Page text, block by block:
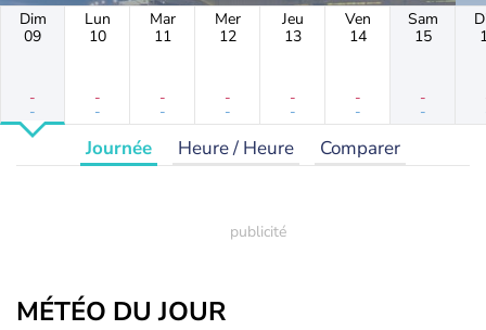
Dim
09
-
-
Lun
10
-
-
Mar
11
-
-
Mer
12
-
-
Jeu
13
-
-
Ven
14
-
-
Sam
15
-
-
Journée Heure / Heure Comparer
MÉTÉO DU JOUR